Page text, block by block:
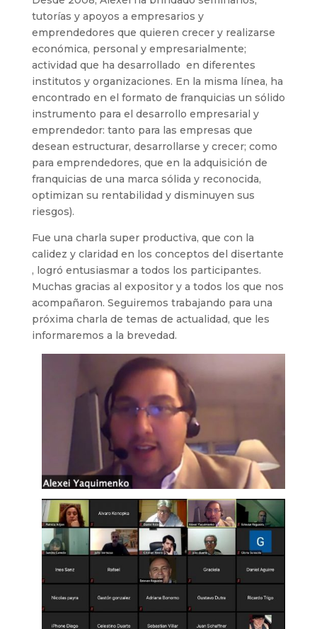
tutorías y apoyos a empresarios y
emprendedores que quieren crecer y realizarse
económica, personal y empresarialmente;
actividad que ha desarrollado en diferentes
institutos y organizaciones. En la misma línea, ha
encontrado en el formato de franquicias un sólido
instrumento para el desarrollo empresarial y
emprendedor: tanto para las empresas que
desean estructurar, desarrollarse y crecer; como
para emprendedores, que en la adquisición de
franquicias de una marca sólida y reconocida,
optimizan su rentabilidad y disminuyen sus
riesgos).
Fue una charla super productiva, que con la
calidez y claridad en los conceptos del disertante
, logró entusiasmar a todos los participantes.
Muchas gracias al expositor y a todos los que nos
acompañaron. Seguiremos trabajando para una
próxima charla de temas de actualidad, que les
informaremos a la brevedad.